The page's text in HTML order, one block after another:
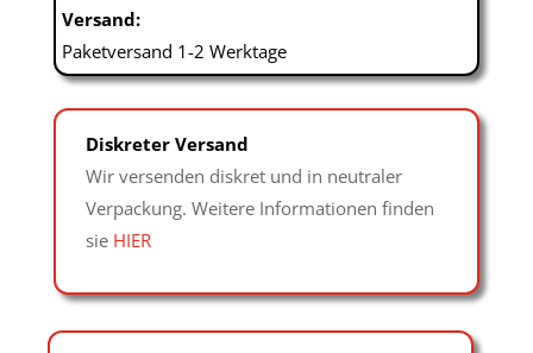
Versand:
Paketversand 1-2 Werktage
Diskreter Versand
Wir versenden diskret und in neutraler
Verpackung. Weitere Informationen finden
sie HIER